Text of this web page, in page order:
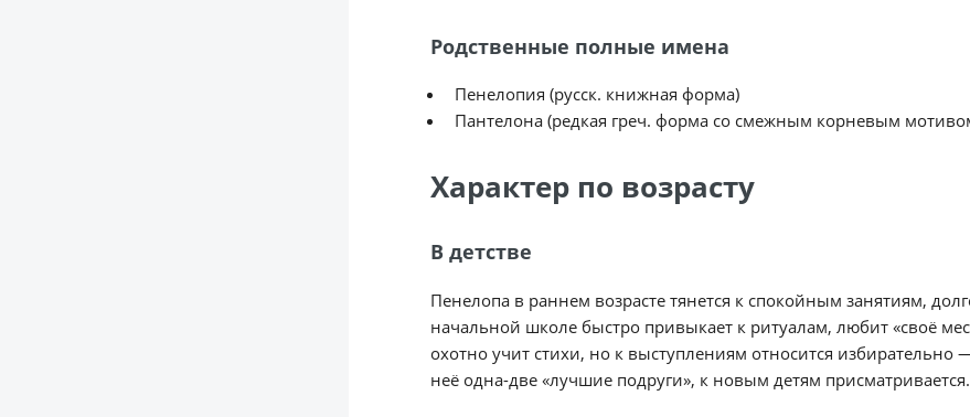
Родственные полные имена
Пенелопия (русск. книжная форма)
Пантелона (редкая греч. форма со смежным корневым
Характер по возрасту
В детстве
Пенелопа в раннем возрасте тянется к спокойным занятиям,
начальной школе быстро привыкает к ритуалам, любит «своё
охотно учит стихи, но к выступлениям относится
неё одна-две «лучшие подруги», к новым детям присматривается.